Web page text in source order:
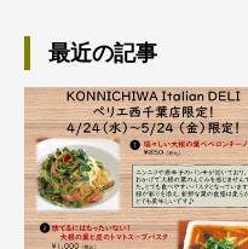
最近の記事